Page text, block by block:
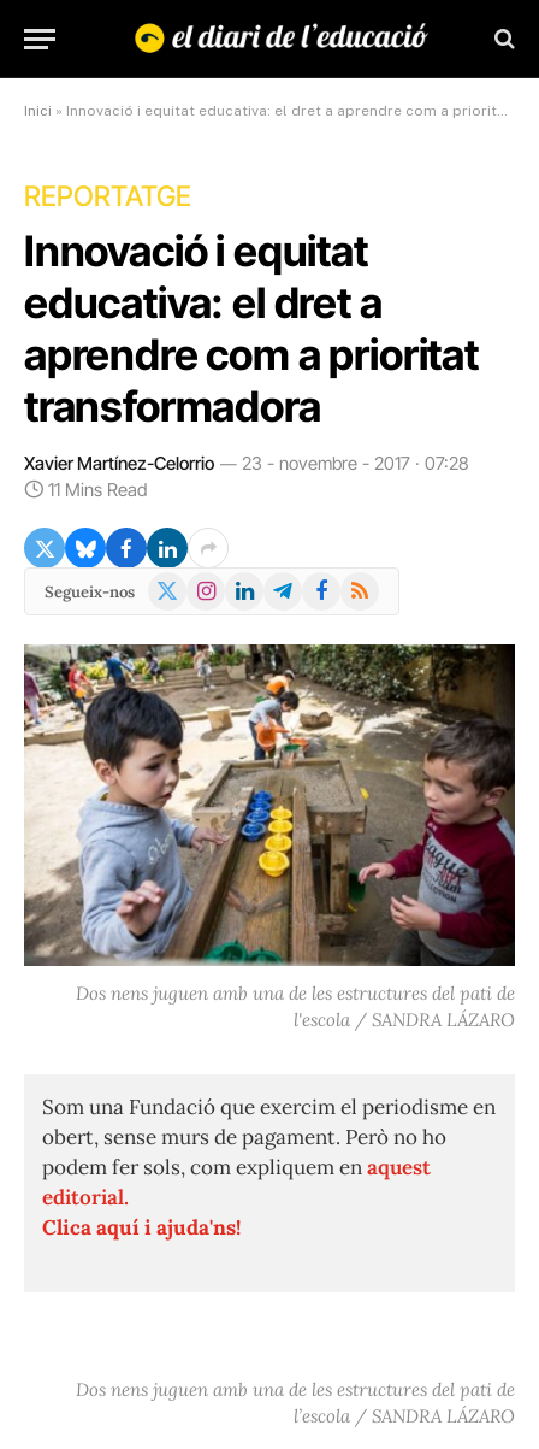
Inici » Innovació i equitat educativa: el dret a aprendre com a prioritat transformadora
REPORTATGE
Innovació i equitat
educativa: el dret a
aprendre com a prioritat
transformadora
Xavier Martínez-Celorrio
23 - novembre - 2017 · 07:28
11 Mins Read
Segueix-nos
X
Instagram
LinkedInTelegramFacebook
RSS
Dos nens juguen amb una de les estructures del pati de
l'escola / SANDRA LÁZARO
Som una Fundació que exercim el periodisme en
obert, sense murs de pagament. Però no ho
podem fer sols, com expliquem enaquest
editorial.
Clica aquí i ajuda'ns!
Dos nens juguen amb una de les estructures del pati de
l’escola / SANDRA LÁZARO